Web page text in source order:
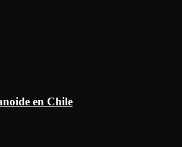
en Chile